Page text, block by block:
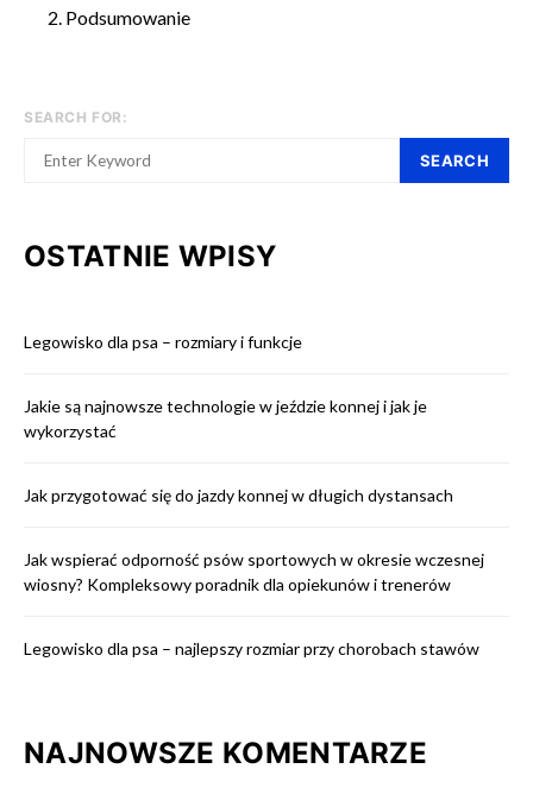
Podsumowanie
SEARCH FOR:
SEARCH
OSTATNIE WPISY
Legowisko dla psa – rozmiary i funkcje
Jakie są najnowsze technologie w jeździe konnej i jak je
wykorzystać
Jak przygotować się do jazdy konnej w długich dystansach
Jak wspierać odporność psów sportowych w okresie wczesnej
wiosny? Kompleksowy poradnik dla opiekunów i trenerów
Legowisko dla psa – najlepszy rozmiar przy chorobach stawów
NAJNOWSZE KOMENTARZE